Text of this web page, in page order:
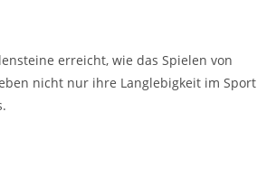
erreicht, wie das Spielen von
nicht nur ihre Langlebigkeit im Sport